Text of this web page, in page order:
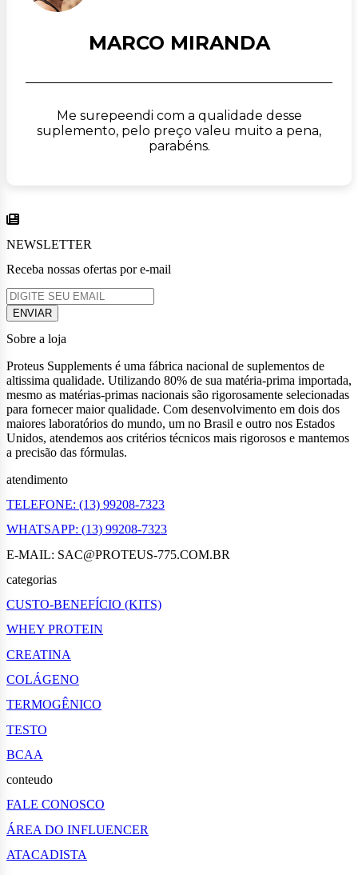
MARCO MIRANDA
Me surepeendi com a qualidade desse
suplemento, pelo preço valeu muito a pena,
parabéns.
NEWSLETTER
Receba nossas ofertas por e-mail
Sobre a loja
Proteus Supplements é uma fábrica nacional de suplementos de
altissima qualidade. Utilizando 80% de sua matéria-prima importada,
mesmo as matérias-primas nacionais são rigorosamente selecionadas
para fornecer maior qualidade. Com desenvolvimento em dois dos
maiores laboratórios do mundo, um no Brasil e outro nos Estados
Unidos, atendemos aos critérios técnicos mais rigorosos e mantemos
a precisão das fórmulas.
atendimento
TELEFONE: (13) 99208-7323
WHATSAPP: (13) 99208-7323
E-MAIL: SAC@PROTEUS-775.COM.BR
categorias
CUSTO-BENEFÍCIO (KITS)
WHEY PROTEIN
CREATINA
COLÁGENO
TERMOGÊNICO
TESTO
BCAA
conteudo
FALE CONOSCO
ÁREA DO INFLUENCER
ATACADISTA